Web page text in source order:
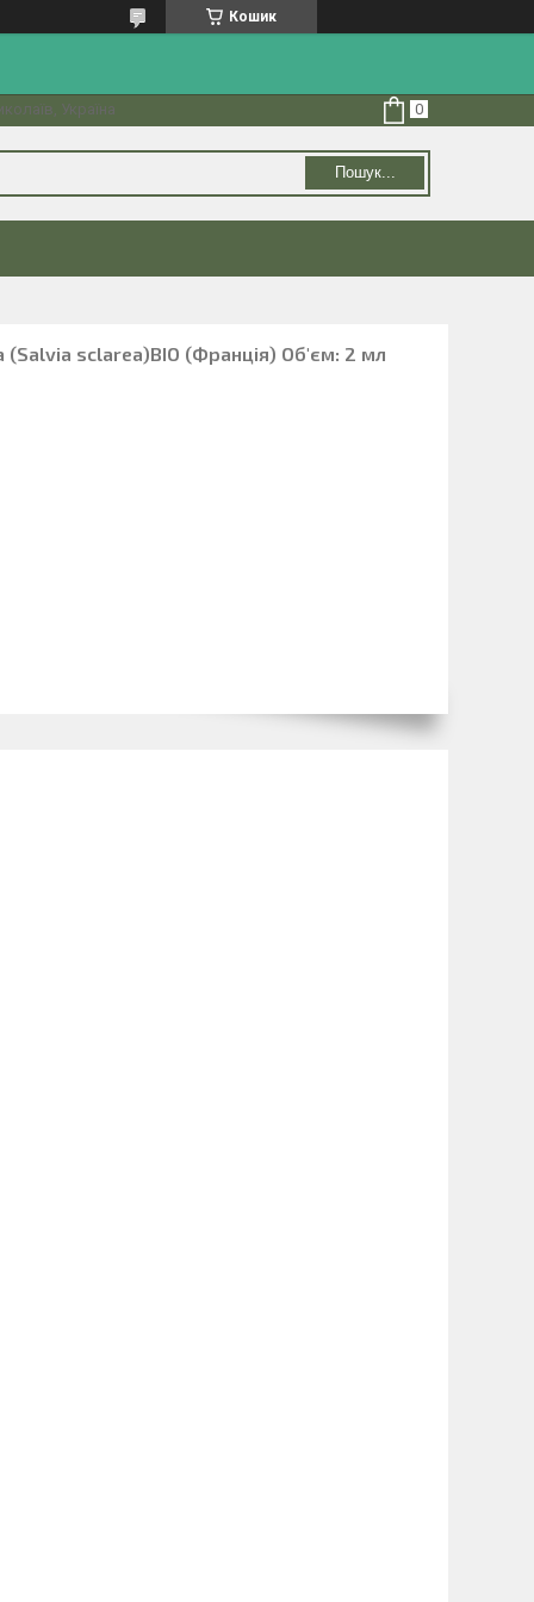
Кошик
Україна
Пошук...
(Salvia sclarea)BIO (Франція) Об'єм: 2 мл